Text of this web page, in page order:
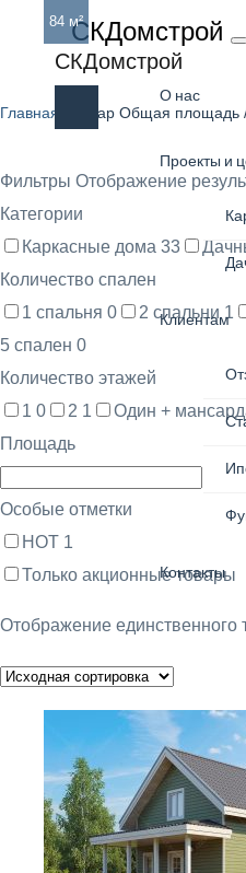
СКДомстрой
СКДомстрой
О нас
Проекты и
Клиентам
Контакты
84 м²
Главная / Товар Общая площадь
Фильтры Отображение
Категории
Каркасные дома 33
Количество спален
1 спальня 0 2 спальни 1
5 спален 0
Количество этажей
1 0 2 1 Один +
Площадь
Особые отметки
HOT 1
Только акционные товары
Отображение единственного
84 м²